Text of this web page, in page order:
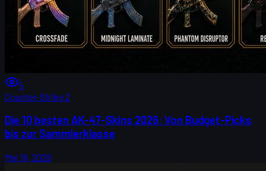
5
Counter-Strike 2
Die 10 besten AK-47-Skins 2026: Von Budget-Picks
bis zur Sammlerklasse
Mai 19, 2026